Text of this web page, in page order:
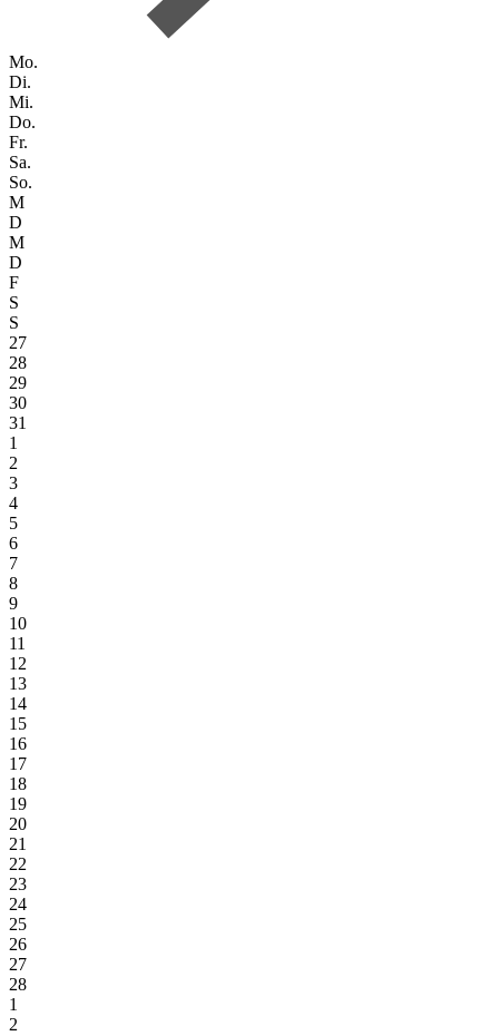
Mo.
Di.
Mi.
Do.
Fr.
Sa.
So.
M
D
M
D
F
S
S
27
28
29
30
31
1
2
3
4
5
6
7
8
9
10
11
12
13
14
15
16
17
18
19
20
21
22
23
24
25
26
27
28
1
2